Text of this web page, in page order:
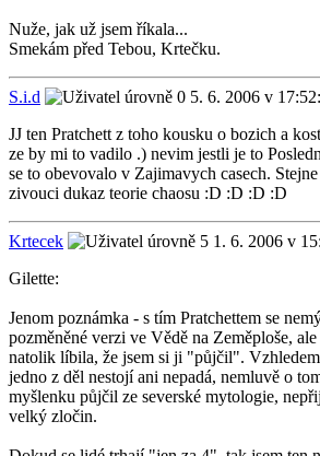
Nuže, jak už jsem říkala...
Smekám před Tebou, Krtečku.
S.i.d
5. 6. 2006 v
JJ ten Pratchett z toho kousku o bozich a
ze by mi to vadilo .) nevim jestli je to
se to obevovalo v Zajimavych casech.
zivouci dukaz teorie chaosu :D :D :D :D
Krtecek
1. 6. 2006 v
Gilette:
Jenom poznámka - s tím Pratchettem se
pozměněné verzi ve Vědě na Zeměploše,
natolik líbila, že jsem si ji "půjčil".
jedno z děl nestojí ani nepadá, nemluvě o
myšlenku půjčil ze severské mytologie,
velký zločin.